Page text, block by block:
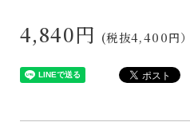
4,840円 (税抜4,400円）